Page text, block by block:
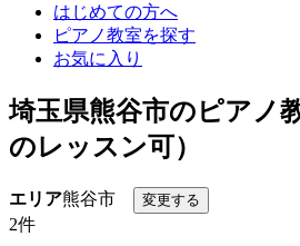
はじめての方へ
ピアノ教室を探す
お気に入り
埼玉県熊谷市のピアノ
のレッスン可）
エリア熊谷市
2件